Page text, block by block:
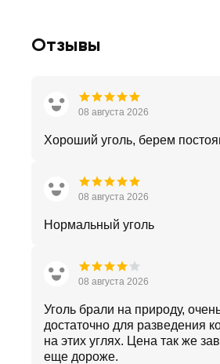
Отзывы
08 августа 2026
Хороший уголь, берем
08 августа 2026
Нормальный уголь
08 августа 2026
Уголь брали на природу,
достаточно для разведения
на этих углях. Цена так же
еще дороже.